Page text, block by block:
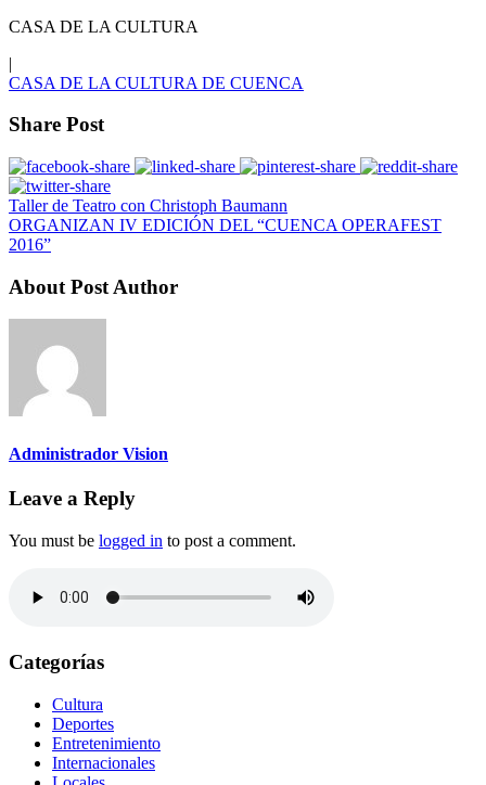
CASA DE LA CULTURA
|
CASA DE LA CULTURA DE CUENCA
Share Post
Taller de Teatro con Christoph Baumann
ORGANIZAN IV EDICIÓN DEL “CUENCA OPERAFEST
2016”
About Post Author
Administrador Vision
Leave a Reply
You must be logged in to post a comment.
Categorías
Cultura
Deportes
Entretenimiento
Internacionales